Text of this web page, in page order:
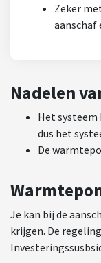
Zeker
aanschaf
Nadelen
Het
dus het
De
Je kan bij de
krijgen. De